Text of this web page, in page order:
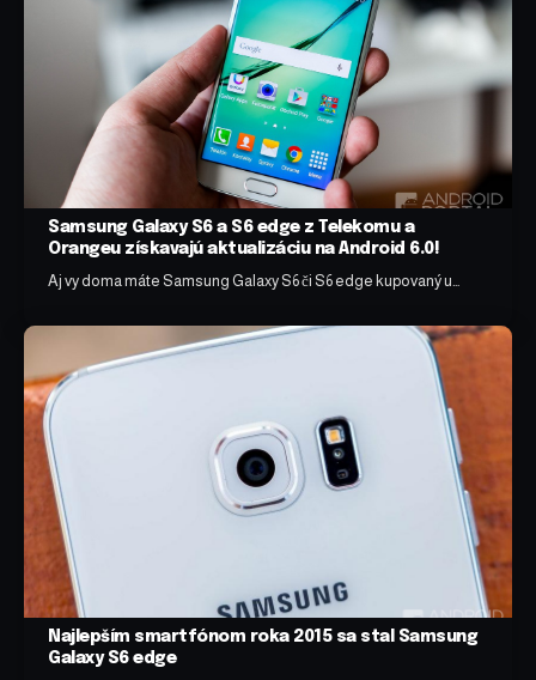
Samsung Galaxy S6 a S6 edge z Telekomu a
Orangeu získavajú aktualizáciu na Android 6.0!
Aj vy doma máte Samsung Galaxy S6 či S6 edge kupovaný u…
Najlepším smartfónom roka 2015 sa stal Samsung
Galaxy S6 edge